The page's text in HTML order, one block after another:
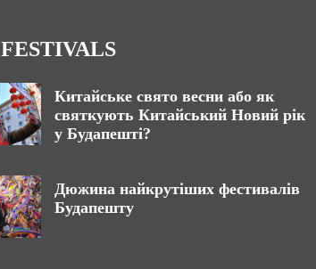
FESTIVALS
Китайське свято весни або як
святкують Китайський Новий рік
у Будапешті?
Дюжина найкрутіших фестивалів
Будапешту